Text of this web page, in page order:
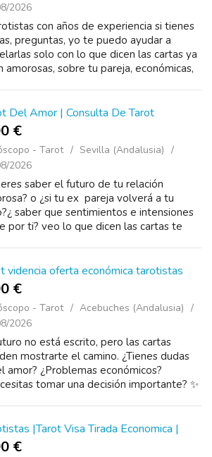
2026
con años de experiencia si tienes
preguntas, yo te puedo ayudar a
solo con lo que dicen las cartas ya
amorosas, sobre tu pareja, económicas,
Del Amor | Consulta De Tarot
€
- Tarot
Sevilla (Andalusia)
2026
saber el futuro de tu relación
o ¿si tu ex pareja volverá a tu
saber que sentimientos e intensiones
por ti? veo lo que dicen las cartas te
videncia oferta económica tarotistas
€
- Tarot
Acebuches (Andalusia)
2026
no está escrito, pero las cartas
mostrarte el camino. ¿Tienes dudas
amor? ¿Problemas económicos?
tomar una decisión importante? ✨
|Tarot Visa Tirada Economica |
€